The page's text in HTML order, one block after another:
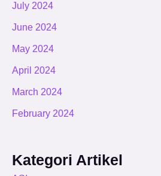
July 2024
June 2024
May 2024
April 2024
March 2024
February 2024
Kategori Artikel